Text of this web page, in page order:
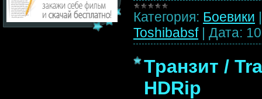
Категория: Боевики
Toshibabsf | Дата:
Транзит /
HDRip